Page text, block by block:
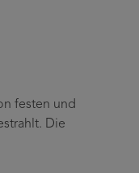
festen und
Die